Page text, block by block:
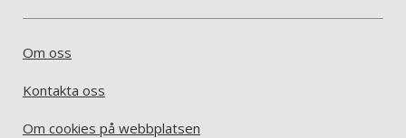
Om oss
Kontakta oss
Om cookies på webbplatsen